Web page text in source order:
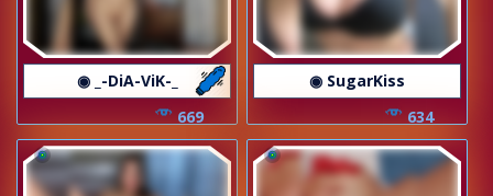
◉ _-DiA-ViK-_
669
◉ SugarKiss
634